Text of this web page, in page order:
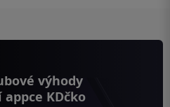
výhody
KDčko